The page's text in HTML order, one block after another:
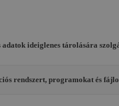
ideiglenes tárolására
rendszert, programokat és